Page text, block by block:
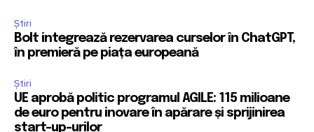
Știri
Bolt integrează rezervarea curselor în ChatGPT,
în premieră pe piața europeană
Știri
UE aprobă politic programul AGILE: 115 milioane
de euro pentru inovare în apărare și sprijinirea
start-up-urilor